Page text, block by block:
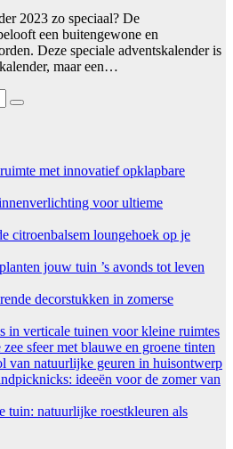
2023 zo speciaal? De
een buitengewone en
Deze speciale adventskalender is
maar een…
met innovatief opklapbare
voor ultieme
citroenbalsem loungehoek op je
jouw tuin ’s avonds tot leven
decorstukken in zomerse
in verticale tuinen voor kleine ruimtes
sfeer met blauwe en groene tinten
van natuurlijke geuren in huisontwerp
ideeën voor de zomer van
tuin: natuurlijke roestkleuren als